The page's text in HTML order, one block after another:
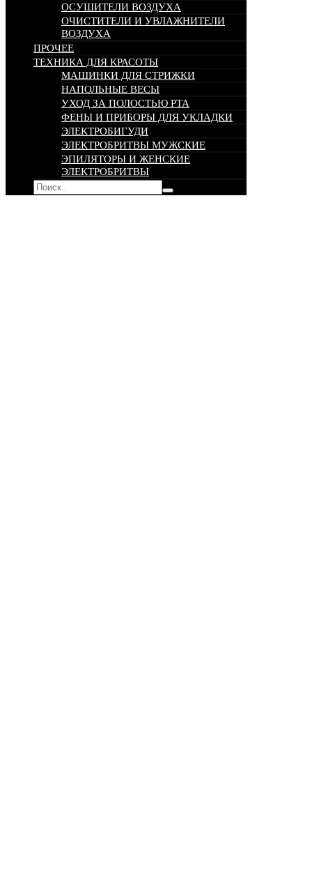
ОСУШИТЕЛИ ВОЗДУХА
ОЧИСТИТЕЛИ И УВЛАЖНИТЕЛИ
ВОЗДУХА
ПРОЧЕЕ
ТЕХНИКА ДЛЯ КРАСОТЫ
МАШИНКИ ДЛЯ СТРИЖКИ
НАПОЛЬНЫЕ ВЕСЫ
УХОД ЗА ПОЛОСТЬЮ РТА
ФЕНЫ И ПРИБОРЫ ДЛЯ УКЛАДКИ
ЭЛЕКТРОБИГУДИ
ЭЛЕКТРОБРИТВЫ МУЖСКИЕ
ЭПИЛЯТОРЫ И ЖЕНСКИЕ
ЭЛЕКТРОБРИТВЫ